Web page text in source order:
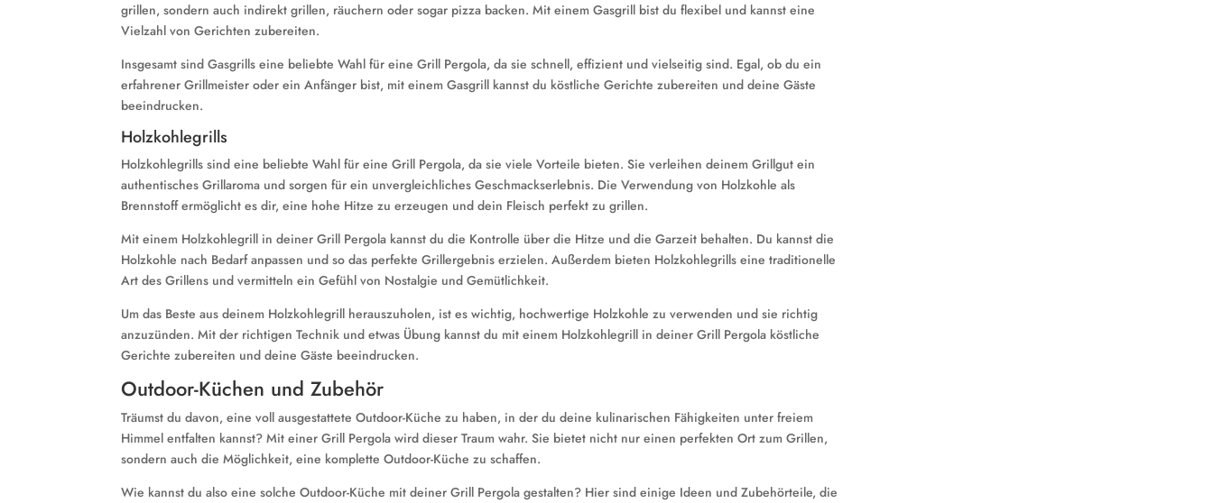
grillen, sondern auch indirekt grillen, räuchern oder sogar pizza backen. Mit einem Gasgrill bist du flexibel und kannst eine
Vielzahl von Gerichten zubereiten.
Insgesamt sind Gasgrills eine beliebte Wahl für eine Grill Pergola, da sie schnell, effizient und vielseitig sind. Egal, ob du ein
erfahrener Grillmeister oder ein Anfänger bist, mit einem Gasgrill kannst du köstliche Gerichte zubereiten und deine Gäste
beeindrucken.
Holzkohlegrills
Holzkohlegrills sind eine beliebte Wahl für eine Grill Pergola, da sie viele Vorteile bieten. Sie verleihen deinem Grillgut ein
authentisches Grillaroma und sorgen für ein unvergleichliches Geschmackserlebnis. Die Verwendung von Holzkohle als
Brennstoff ermöglicht es dir, eine hohe Hitze zu erzeugen und dein Fleisch perfekt zu grillen.
Mit einem Holzkohlegrill in deiner Grill Pergola kannst du die Kontrolle über die Hitze und die Garzeit behalten. Du kannst die
Holzkohle nach Bedarf anpassen und so das perfekte Grillergebnis erzielen. Außerdem bieten Holzkohlegrills eine traditionelle
Art des Grillens und vermitteln ein Gefühl von Nostalgie und Gemütlichkeit.
Um das Beste aus deinem Holzkohlegrill herauszuholen, ist es wichtig, hochwertige Holzkohle zu verwenden und sie richtig
anzuzünden. Mit der richtigen Technik und etwas Übung kannst du mit einem Holzkohlegrill in deiner Grill Pergola köstliche
Gerichte zubereiten und deine Gäste beeindrucken.
Outdoor-Küchen und Zubehör
Träumst du davon, eine voll ausgestattete Outdoor-Küche zu haben, in der du deine kulinarischen Fähigkeiten unter freiem
Himmel entfalten kannst? Mit einer Grill Pergola wird dieser Traum wahr. Sie bietet nicht nur einen perfekten Ort zum Grillen,
sondern auch die Möglichkeit, eine komplette Outdoor-Küche zu schaffen.
Wie kannst du also eine solche Outdoor-Küche mit deiner Grill Pergola gestalten? Hier sind einige Ideen und Zubehörteile, die